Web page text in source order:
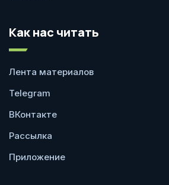
Как нас читать
Лента материалов
Telegram
ВКонтакте
Рассылка
Приложение